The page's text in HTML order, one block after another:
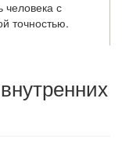
точностью.
в два раза
Минздрава РФ